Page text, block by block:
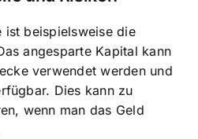
ist beispielsweise die
angesparte Kapital kann
verwendet werden und
Dies kann zu
wenn man das Geld